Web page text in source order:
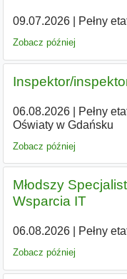
09.07.2026| Pełny
Zobacz później
Inspektor/
06.08.2026| Pełny
Oświaty w Gdańsku
Zobacz później
Młodszy
Wsparcia IT
06.08.2026| Pełny
Zobacz później